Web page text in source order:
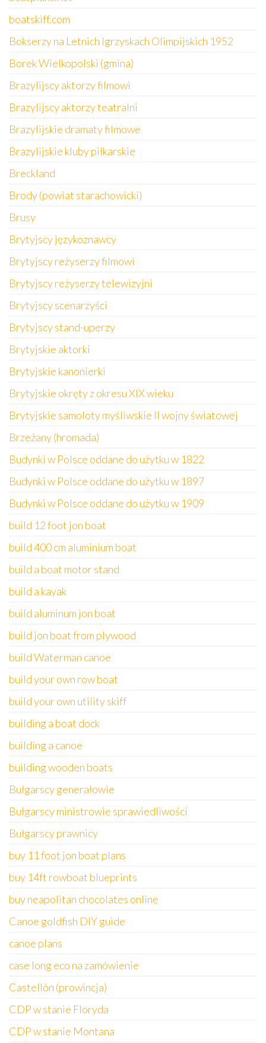
boatskiff.com
Bokserzy na Letnich Igrzyskach Olimpijskich 1952
Borek Wielkopolski (gmina)
Brazylijscy aktorzy filmowi
Brazylijscy aktorzy teatralni
Brazylijskie dramaty filmowe
Brazylijskie kluby piłkarskie
Breckland
Brody (powiat starachowicki)
Brusy
Brytyjscy językoznawcy
Brytyjscy reżyserzy filmowi
Brytyjscy reżyserzy telewizyjni
Brytyjscy scenarzyści
Brytyjscy stand-uperzy
Brytyjskie aktorki
Brytyjskie kanonierki
Brytyjskie okręty z okresu XIX wieku
Brytyjskie samoloty myśliwskie II wojny światowej
Brzeżany (hromada)
Budynki w Polsce oddane do użytku w 1822
Budynki w Polsce oddane do użytku w 1897
Budynki w Polsce oddane do użytku w 1909
build 12 foot jon boat
build 400 cm aluminium boat
build a boat motor stand
build a kayak
build aluminum jon boat
build jon boat from plywood
build Waterman canoe
build your own row boat
build your own utility skiff
building a boat dock
building a canoe
building wooden boats
Bułgarscy generałowie
Bułgarscy ministrowie sprawiedliwości
Bułgarscy prawnicy
buy 11 foot jon boat plans
buy 14ft rowboat blueprints
buy neapolitan chocolates online
Canoe goldfish DIY guide
canoe plans
case long eco na zamówienie
Castellón (prowincja)
CDP w stanie Floryda
CDP w stanie Montana